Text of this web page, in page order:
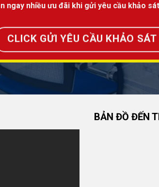
ngay nhiều ưu đãi khi gửi yêu cầu khảo
CLICK GỬI YÊU CẦU KHẢO SÁT
BẢN ĐỒ ĐẾN